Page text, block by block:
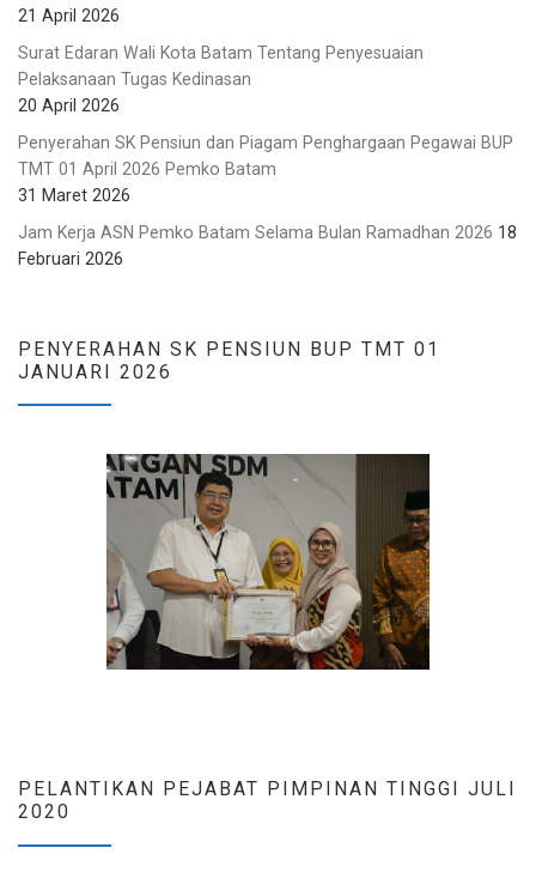
21 April 2026
Surat Edaran Wali Kota Batam Tentang Penyesuaian
Pelaksanaan Tugas Kedinasan
20 April 2026
Penyerahan SK Pensiun dan Piagam Penghargaan Pegawai BUP
TMT 01 April 2026 Pemko Batam
31 Maret 2026
Jam Kerja ASN Pemko Batam Selama Bulan Ramadhan 2026 18
Februari 2026
PENYERAHAN SK PENSIUN BUP TMT 01
JANUARI 2026
PELANTIKAN PEJABAT PIMPINAN TINGGI JULI
2020